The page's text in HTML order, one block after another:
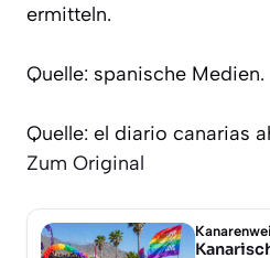
ermitteln.
Quelle: spanische Medien.
Quelle: el diario canarias
Zum Original